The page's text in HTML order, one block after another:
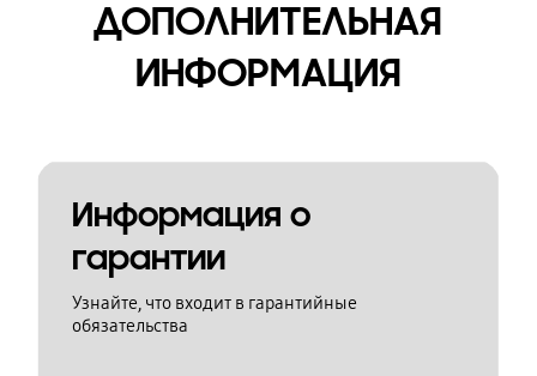
ДОПОЛНИТЕЛЬНАЯ
ИНФОРМАЦИЯ
Информация о
гарантии
Узнайте, что входит в гарантийные
обязательства